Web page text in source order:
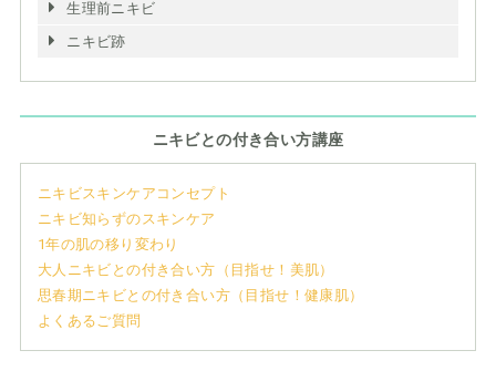
生理前ニキビ
ニキビ跡
ニキビとの付き合い方講座
ニキビスキンケアコンセプト
ニキビ知らずのスキンケア
1年の肌の移り変わり
大人ニキビとの付き合い方（目指せ！美肌）
思春期ニキビとの付き合い方（目指せ！健康肌）
よくあるご質問